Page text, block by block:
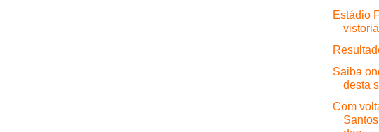
Estádio
Saiba
desta
Com